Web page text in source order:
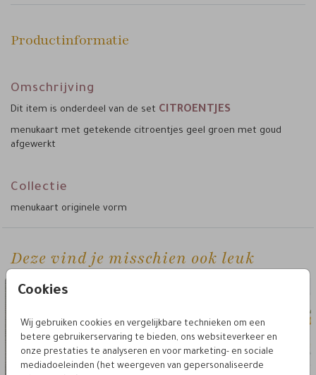
Cookies
Wij gebruiken cookies en vergelijkbare technieken om een
betere gebruikerservaring te bieden, ons websiteverkeer en
onze prestaties te analyseren en voor marketing- en sociale
mediadoeleinden (het weergeven van gepersonaliseerde
Productinformatie
Omschrijving
Dit item is onderdeel van de set CITROENTJES
menukaart met getekende citroentjes geel groen met goud
afgewerkt
Collectie
menukaart originele vorm
Deze vind je misschien ook leuk